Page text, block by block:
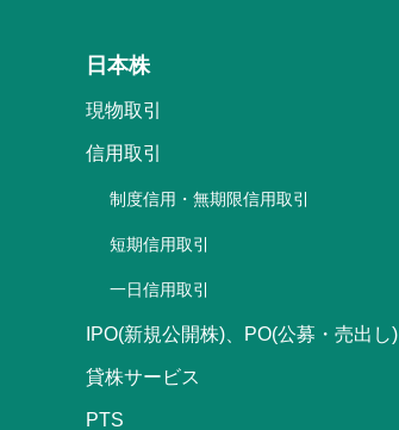
日本株
現物取引
信用取引
制度信用・無期限信用取引
短期信用取引
一日信用取引
IPO(新規公開株)、PO(公募・売出し)
貸株サービス
PTS